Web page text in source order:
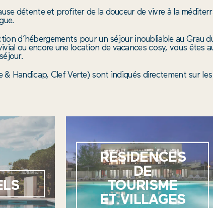
détente et profiter de la douceur de vivre à la
d’hébergements pour un séjour inoubliable au Grau
ou encore une location de vacances cosy, vous êtes
Handicap, Clef Verte) sont indiqués directement sur
RÉSIDENCES
DE
TOURISME
ET VILLAGES